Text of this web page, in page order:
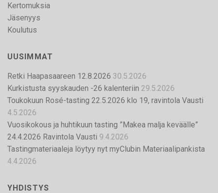
Kertomuksia
Jäsenyys
Koulutus
UUSIMMAT
Retki Haapasaareen 12.8.2026 30.5.2026
Kurkistusta syyskauden -26 kalenteriin 29.5.2026
Toukokuun Rosé-tasting 22.5.2026 klo 19, ravintola Vausti
4.5.2026
Vuosikokous ja huhtikuun tasting ”Makea malja keväälle”
24.4.2026 Ravintola Vausti 9.4.2026
Tastingmateriaaleja löytyy nyt myClubin Materiaalipankista
4.4.2026
YHDISTYS